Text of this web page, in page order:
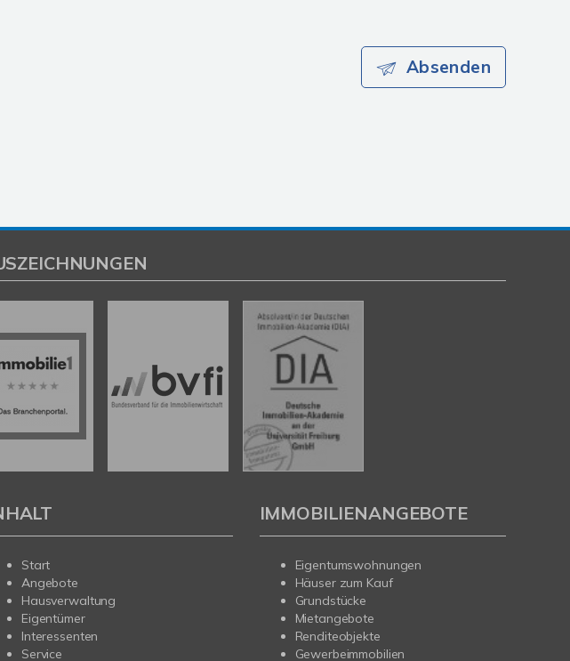
Absenden
Start
Angebote
Hausverwaltung
Eigentümer
Interessenten
Service
IMMOBILIENANGEBOTE
Eigentumswohnungen
Häuser zum Kauf
Grundstücke
Mietangebote
Renditeobjekte
Gewerbeimmobilien